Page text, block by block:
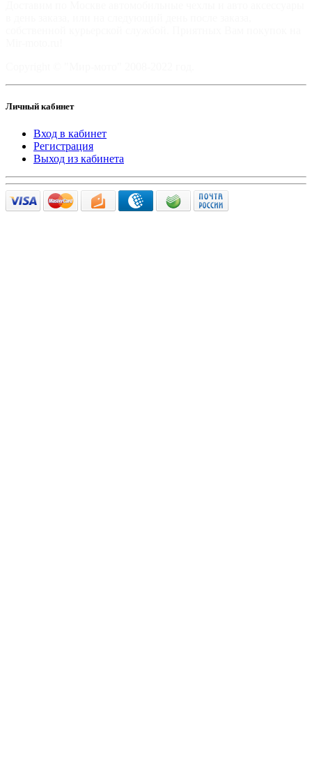
Личный кабинет
Вход в кабинет
Регистрация
Выход из кабинета